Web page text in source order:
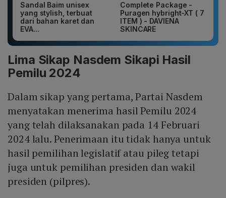
Sandal Baim unisex
yang stylish, terbuat
dari bahan karet dan
EVA...
Complete Package -
Puragen hybright-XT ( 7
ITEM ) - DAVIENA
SKINCARE
Lima Sikap Nasdem Sikapi Hasil
Pemilu 2024
Dalam sikap yang pertama, Partai Nasdem
menyatakan menerima hasil Pemilu 2024
yang telah dilaksanakan pada 14 Februari
2024 lalu. Penerimaan itu tidak hanya untuk
hasil pemilihan legislatif atau pileg tetapi
juga untuk pemilihan presiden dan wakil
presiden (pilpres).